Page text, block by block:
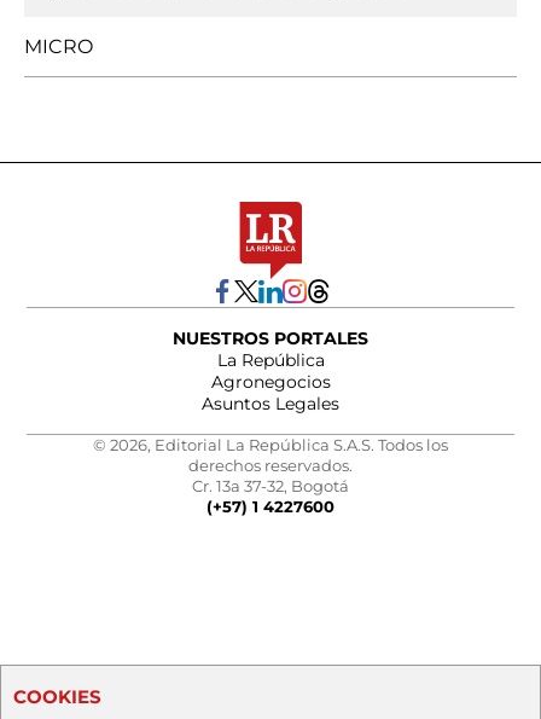
MICRO
NUESTROS PORTALES
La República
Agronegocios
Asuntos Legales
© 2026, Editorial La República S.A.S. Todos los
derechos reservados.
Cr. 13a 37-32, Bogotá
(+57) 1 4227600
COOKIES